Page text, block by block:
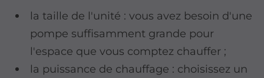
la taille de l'unité : vous avez besoin d'une
pompe suffisamment grande pour
l'espace que vous comptez chauffer ;
la puissance de chauffage : choisissez un